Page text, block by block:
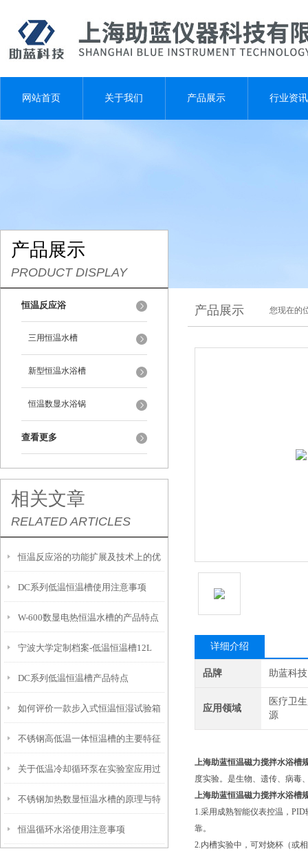
网站首页 关于我们 产品展示 行业资讯
产品展示
PRODUCT DISPLAY
恒温反应浴
三用恒温水槽
新型恒温水浴槽
恒温数显水浴锅
查看更多
相关文章
RELATED ARTICLES
恒温反应浴的功能扩展及技术上的优
势
DC系列低温恒温槽使用注意事项
W-600数显电热恒温水槽的产品特点
和工作程序
宁波大学定制档案-低温恒温槽12L
DC系列低温恒温槽产品特点
如何评价一款步入式恒温恒湿试验箱
的好坏？
不锈钢高低温一体恒温槽的主要特征
和使用要点说明
关于低温冷却循环泵在实验室应用过
程中的几个要点
不锈钢加热数显恒温水槽的原理与特
点是怎样的？
恒温循环水浴使用注意事项
产品展示 您现在的
详细介绍
品牌 助蓝科技
应用领域
医疗卫
源
上海助蓝恒温磁力搅拌水浴槽
度实验。是生物、遗传、病毒
上海助蓝恒温磁力搅拌水浴槽
1.采用成熟智能仪表控温，
靠。
2.内槽实验中，可对烧杯（或